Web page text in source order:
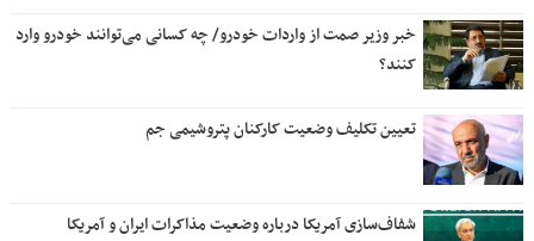
خبر وزیر صمت از واردات خودرو/ چه کسانی می‌توانند خودرو وارد
کنند؟
تعیین تکلیف وضعیت کارکنان پتروشیمی جم
شفاف‌سازی آمریکا درباره وضعیت مذاکرات ایران و آمریکا